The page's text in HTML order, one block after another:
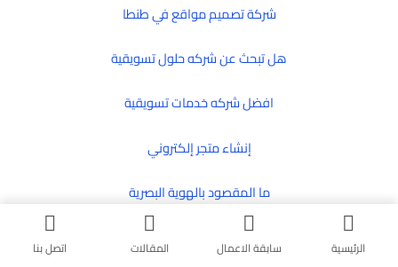
شركة تصميم مواقع في طنطا
هل تبحث عن شركه حلول تسويقية
افضل شركه خدمات تسويقية
إنشاء متجر إلكتروني
ما المقصود بالهوية البصرية
ما المقصود بالتجارة الالكترونية
الرئيسية سابقة الاعمال المقالات اتصل بنا